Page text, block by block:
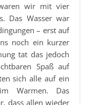
wir mit vier
Das Wasser war
– erst auf
noch ein kurzer
tat das jedoch
Spaß auf
sich alle auf ein
Warmen. Das
dass allen wieder